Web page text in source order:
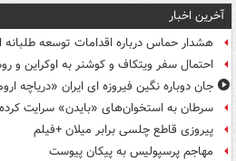
آخرین اخبار
هشدار حماس درباره اقدامات توسعه طلبانه
احتمال سفر ویتکاف و کوشنر به اوکراین و
جان دوباره نگین فیروزه ای ایران «دریاچه
سرطان به استخوان‌های «بایدن» سرایت
پیروزی قاطع چلسی برابر میلان +فیلم
مهاجم پرسپولیس به پیکان پیوست